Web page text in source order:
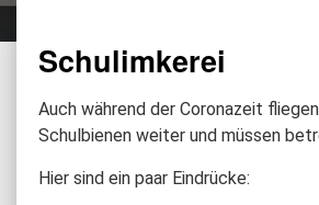
Schulimkerei
Auch während der Coronazeit
Schulbienen weiter und müssen
Hier sind ein paar Eindrücke: